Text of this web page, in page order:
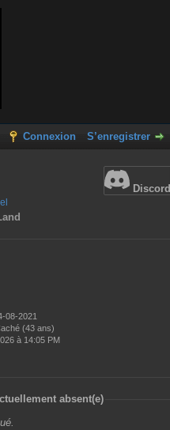
Connexion S’enregistrer
Discord
08-2021
(43 ans)
à 14:05 PM
absent(e)